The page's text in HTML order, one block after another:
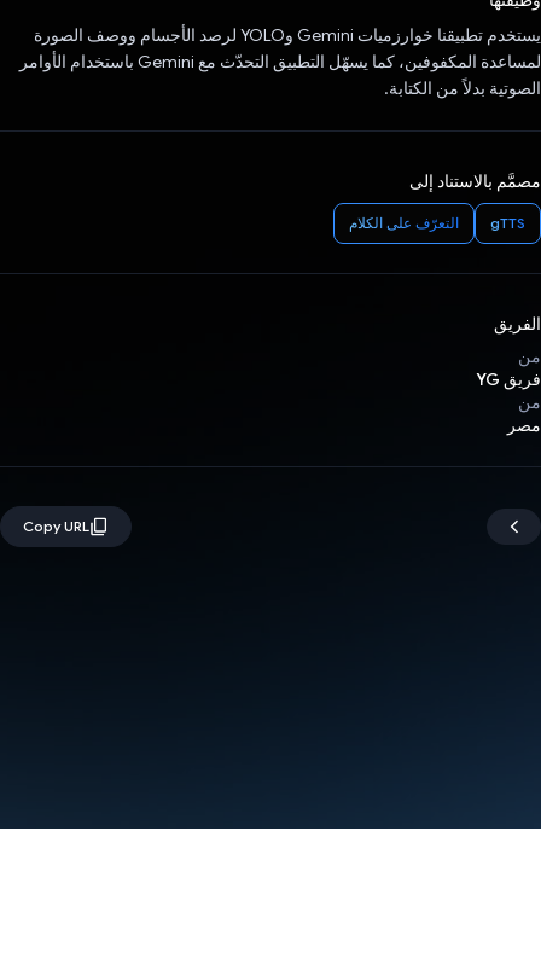
يستخدم تطبيقنا خوارزميات Gemini وYOLO لرصد الأجسام ووصف الصورة
لمساعدة المكفوفين، كما يسهّل التطبيق التحدّث مع Gemini باستخدام الأوامر
الصوتية بدلاً من الكتابة.
مصمَّم بالاستناد إلى
gTTS التعرّف على الكلام
الفريق
من
فريق YG
من
مصر